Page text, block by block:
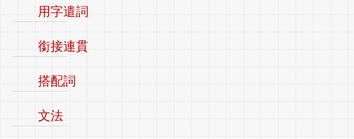
用字遣詞
銜接連貫
搭配詞
文法